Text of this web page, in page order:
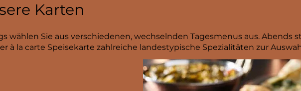
Karten
wählen Sie aus verschiedenen, wechselnden Tagesmenus aus. Abends
à la carte Speisekarte zahlreiche landestypische Spezialitäten zur